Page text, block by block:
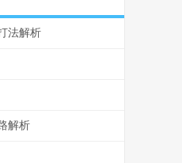
法解析
解析